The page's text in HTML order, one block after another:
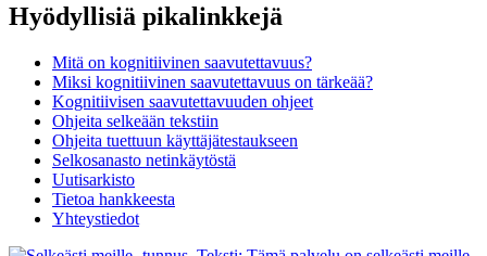
Hyödyllisiä pikalinkkejä
Mitä on kognitiivinen saavutettavuus?
Miksi kognitiivinen saavutettavuus on tärkeää?
Kognitiivisen saavutettavuuden ohjeet
Ohjeita selkeään tekstiin
Ohjeita tuettuun käyttäjätestaukseen
Selkosanasto netinkäytöstä
Uutisarkisto
Tietoa hankkeesta
Yhteystiedot